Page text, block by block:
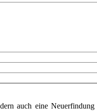
auch eine